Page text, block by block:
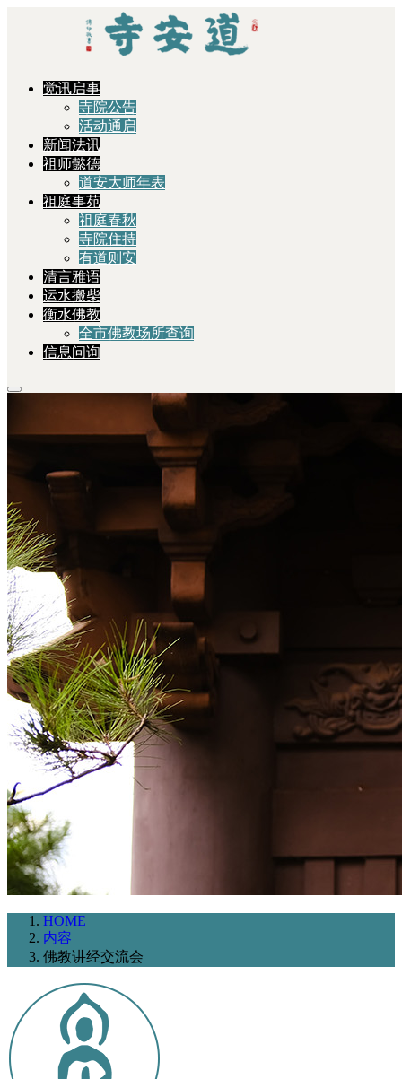
觉讯启事
寺院公告
活动通启
新闻法讯
祖师懿德
道安大师年表
祖庭事苑
祖庭春秋
寺院住持
有道则安
清言雅语
运水搬柴
衡水佛教
全市佛教场所查询
信息问询
HOME
内容
佛教讲经交流会